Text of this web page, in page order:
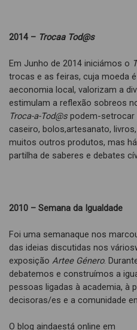
2014 – Trocaa Tod@s
Em Junho de 2014 iniciámos o
trocas e as feiras, cuja moeda
aeconomia local, valorizam a
estimulam a reflexão sobreos
Troca-a-Tod@s podem-setrocar
caseiro, bolos,artesanato,
muitos outros produtos, mas
partilha de saberes e debates
2010 – Semana da Igualdade
Foi uma semanaque nos
das ideias discutidas nos
exposição Artee Género.
debatemos e construímos a
pessoas ligadas à academia, à
decisoras/es e a comunidade
O blog aindaestá online em